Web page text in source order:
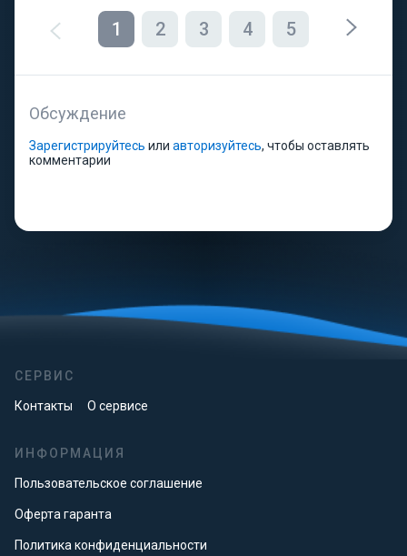
1 2 3 4 5
Обсуждение
Зарегистрируйтесь или авторизуйтесь, чтобы оставлять
комментарии
СЕРВИС
Контакты О сервисе
ИНФОРМАЦИЯ
Пользовательское соглашение
Оферта гаранта
Политика конфиденциальности